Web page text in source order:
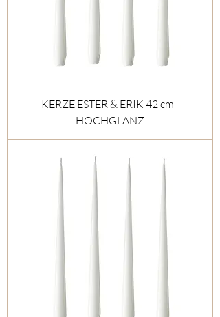
KERZE ESTER & ERIK 42 cm -
HOCHGLANZ